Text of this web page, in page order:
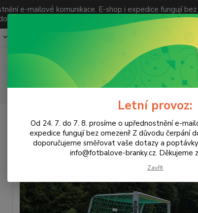
e-mailové komunikace. E-shop i expedice fungují
a poptávky primárně na náš e-mail info@fotbalove-
Hledat
Výrobci branek Schäper Fotbalová branka
Fotbalová branka SAM
Letní provoz:
Od 24. 7. do 7. 8. prosíme o upřednostnění e-
expedice fungují bez omezení! Z důvodu čerpání
doporučujeme směřovat vaše dotazy a
info@fotbalove-branky.cz. Děkujeme
Zavřít